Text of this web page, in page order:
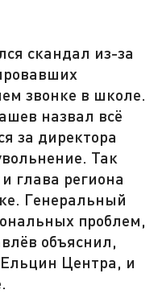
скандал из-за
звонке в школе.
назвал всё
за директора
Так
глава региона
Генеральный
проблем,
объяснил,
Центра, и